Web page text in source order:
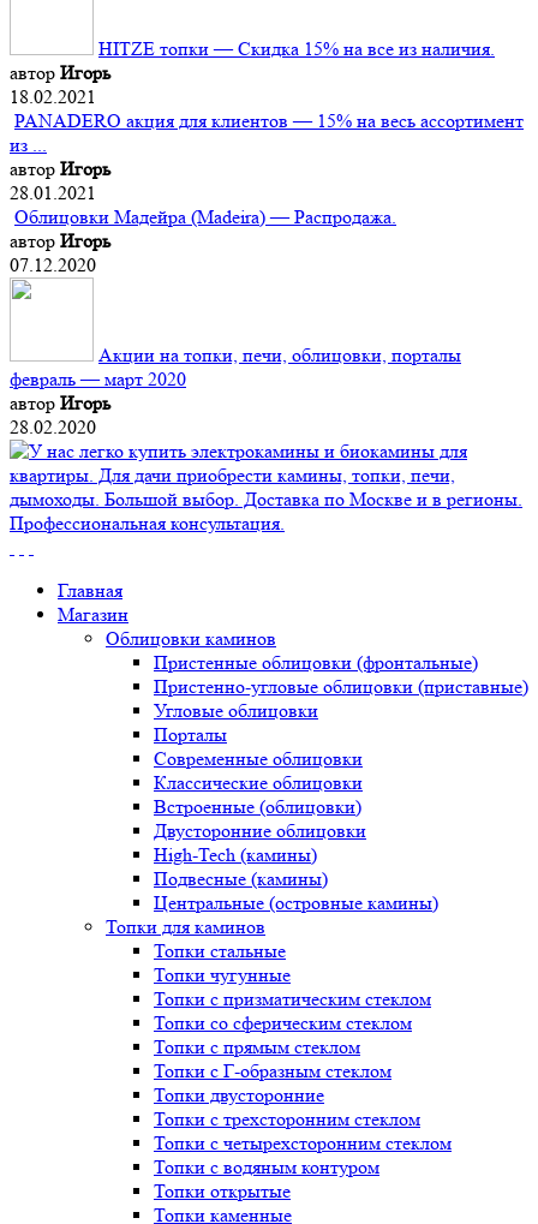
HITZE топки — Скидка 15% на все из наличия.
автор Игорь
18.02.2021
PANADERO акция для клиентов — 15% на весь ассортимент
из ...
автор Игорь
28.01.2021
Облицовки Мадейра (Мadeira) — Распродажа.
автор Игорь
07.12.2020
Акции на топки, печи, облицовки, порталы
февраль — март 2020
автор Игорь
28.02.2020
Главная
Магазин
Облицовки каминов
Пристенные облицовки (фронтальные)
Пристенно-угловые облицовки (приставные)
Угловые облицовки
Порталы
Современные облицовки
Классические облицовки
Встроенные (облицовки)
Двусторонние облицовки
High-Tech (камины)
Подвесные (камины)
Центральные (островные камины)
Топки для каминов
Топки стальные
Топки чугунные
Топки с призматическим стеклом
Топки со сферическим стеклом
Топки с прямым стеклом
Топки с Г-образным стеклом
Топки двусторонние
Топки с трехсторонним стеклом
Топки с четырехсторонним стеклом
Топки с водяным контуром
Топки открытые
Топки каменные